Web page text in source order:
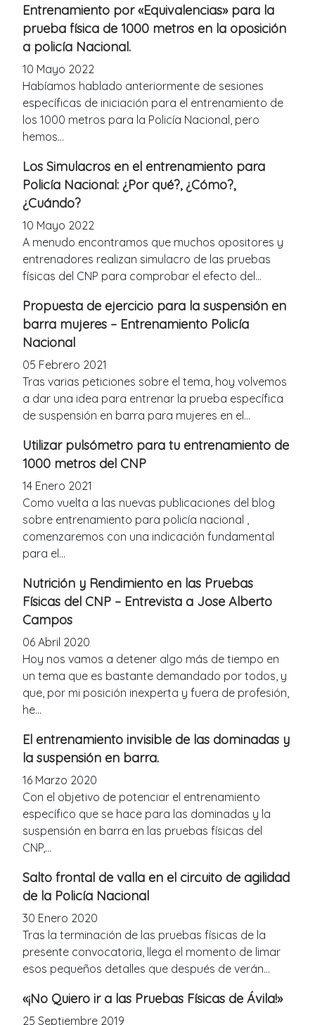
Entrenamiento por «Equivalencias» para la
prueba física de 1000 metros en la oposición
a policía Nacional.
10 Mayo 2022
Habíamos hablado anteriormente de sesiones
específicas de iniciación para el entrenamiento de
los 1000 metros para la Policía Nacional, pero
hemos...
Los Simulacros en el entrenamiento para
Policía Nacional: ¿Por qué?, ¿Cómo?,
¿Cuándo?
10 Mayo 2022
A menudo encontramos que muchos opositores y
entrenadores realizan simulacro de las pruebas
físicas del CNP para comprobar el efecto del...
Propuesta de ejercicio para la suspensión en
barra mujeres – Entrenamiento Policía
Nacional
05 Febrero 2021
Tras varias peticiones sobre el tema, hoy volvemos
a dar una idea para entrenar la prueba específica
de suspensión en barra para mujeres en el...
Utilizar pulsómetro para tu entrenamiento de
1000 metros del CNP
14 Enero 2021
Como vuelta a las nuevas publicaciones del blog
sobre entrenamiento para policía nacional ,
comenzaremos con una indicación fundamental
para el...
Nutrición y Rendimiento en las Pruebas
Físicas del CNP – Entrevista a Jose Alberto
Campos
06 Abril 2020
Hoy nos vamos a detener algo más de tiempo en
un tema que es bastante demandado por todos, y
que, por mi posición inexperta y fuera de profesión,
he...
El entrenamiento invisible de las dominadas y
la suspensión en barra.
16 Marzo 2020
Con el objetivo de potenciar el entrenamiento
específico que se hace para las dominadas y la
suspensión en barra en las pruebas físicas del
CNP,...
Salto frontal de valla en el circuito de agilidad
de la Policía Nacional
30 Enero 2020
Tras la terminación de las pruebas físicas de la
presente convocatoria, llega el momento de limar
esos pequeños detalles que después de verán...
«¡No Quiero ir a las Pruebas Físicas de Ávila!»
25 Septiembre 2019